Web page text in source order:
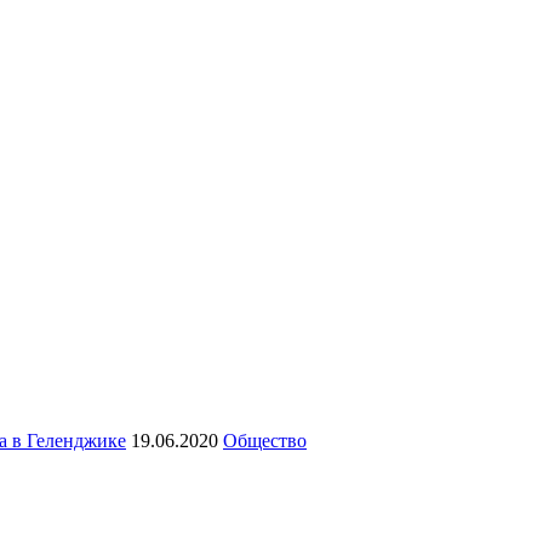
в Геленджике 19.06.2020 Общество